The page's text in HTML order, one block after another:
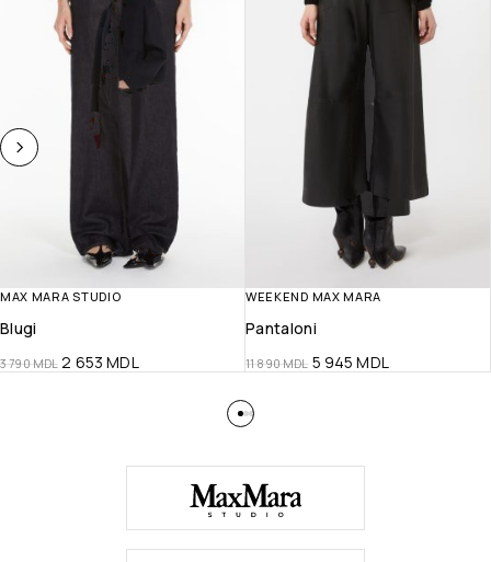
MAX MARA STUDIO
Blugi
3 790MDL 2 653MDL
WEEKEND MAX MARA
Pantaloni
11 890MDL 5 945MDL